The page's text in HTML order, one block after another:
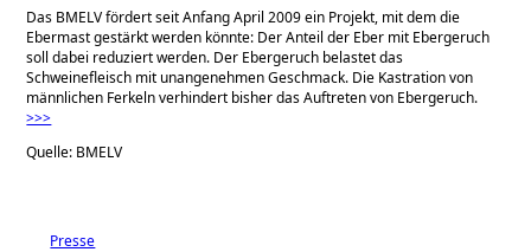
Das BMELV fördert seit Anfang April 2009 ein Projekt, mit dem die
Ebermast gestärkt werden könnte: Der Anteil der Eber mit Ebergeruch
soll dabei reduziert werden. Der Ebergeruch belastet das
Schweinefleisch mit unangenehmen Geschmack. Die Kastration von
männlichen Ferkeln verhindert bisher das Auftreten von Ebergeruch.
>>>
Quelle: BMELV
Presse